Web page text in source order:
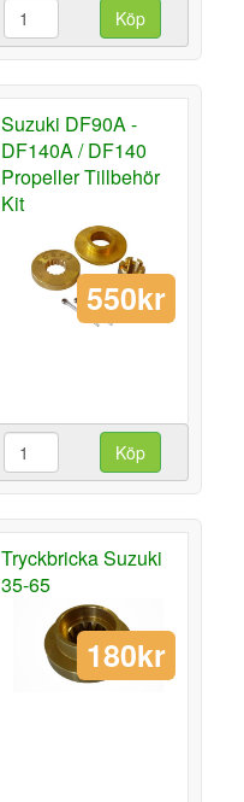
Köp
Suzuki DF90A -
DF140A / DF140
Propeller Tillbehör
Kit
550kr
Köp
Tryckbricka Suzuki
35-65
180kr